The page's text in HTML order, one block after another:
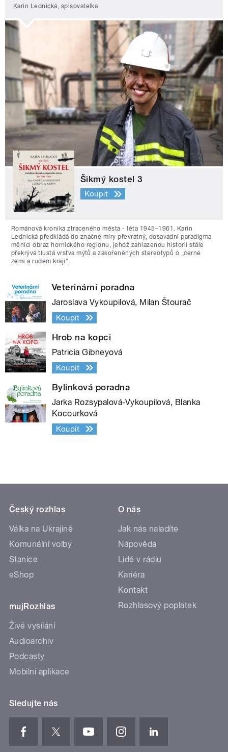
Karin Lednická, spisovatelka
Šikmý kostel 3
Koupit
Románová kronika ztraceného města - léta 1945–1961. Karin
Lednická předkládá do značné míry převratný, dosavadní paradigma
měnící obraz hornického regionu, jehož zahlazenou historii stále
překrývá tlustá vrstva mýtů a zakořeněných stereotypů o „černé
zemi a rudém kraji“.
Veterinární poradna
Jaroslava Vykoupilová, Milan Štourač
Koupit
Hrob na kopci
Patricia Gibneyová
Koupit
Bylinková poradna
Jarka Rozsypalová-Vykoupilová, Blanka
Kocourková
Koupit
Český rozhlas
Válka na Ukrajině
Komunální volby
Stanice
eShop
mujRozhlas
Živé vysílání
Audioarchiv
Podcasty
Mobilní aplikace
O nás
Jak nás naladíte
Nápověda
Lidé v rádiu
Kariéra
Kontakt
Rozhlasový poplatek
Sledujte nás